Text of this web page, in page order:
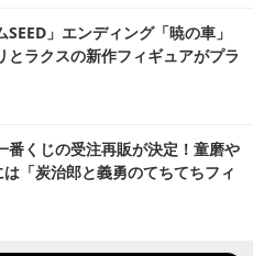
SEED」エンディング「暁の車」
とラクスの新作フィギュアがプラ
番くじの受注再販が決定！童磨や
「炭治郎と義勇のてちてちフィ